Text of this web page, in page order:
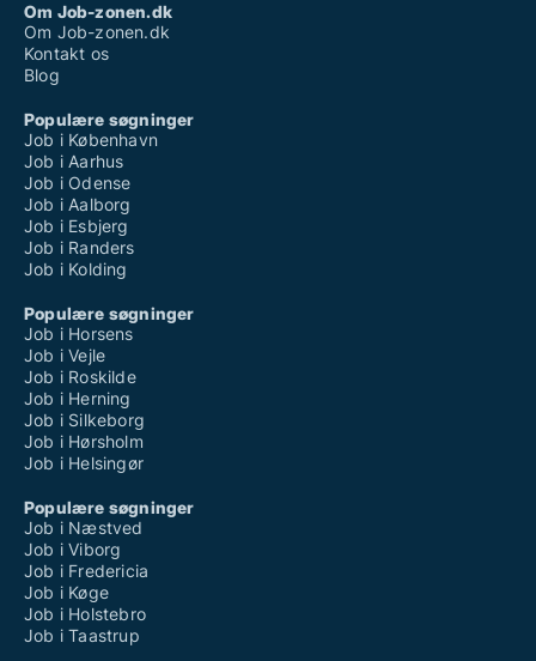
Om Job-zonen.dk
Om Job-zonen.dk
Kontakt os
Blog
Populære søgninger
Job i København
Job i Aarhus
Job i Odense
Job i Aalborg
Job i Esbjerg
Job i Randers
Job i Kolding
Populære søgninger
Job i Horsens
Job i Vejle
Job i Roskilde
Job i Herning
Job i Silkeborg
Job i Hørsholm
Job i Helsingør
Populære søgninger
Job i Næstved
Job i Viborg
Job i Fredericia
Job i Køge
Job i Holstebro
Job i Taastrup